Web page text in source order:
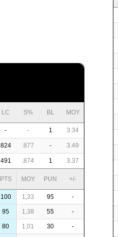
LC S% BL MOY
- - 1 3.34
824 .877 - 3.49
491 .874 1 3.37
PTS MOY PUN +/-
100 1,33 95 -
95 1,38 55 -
80 1,01 30 -